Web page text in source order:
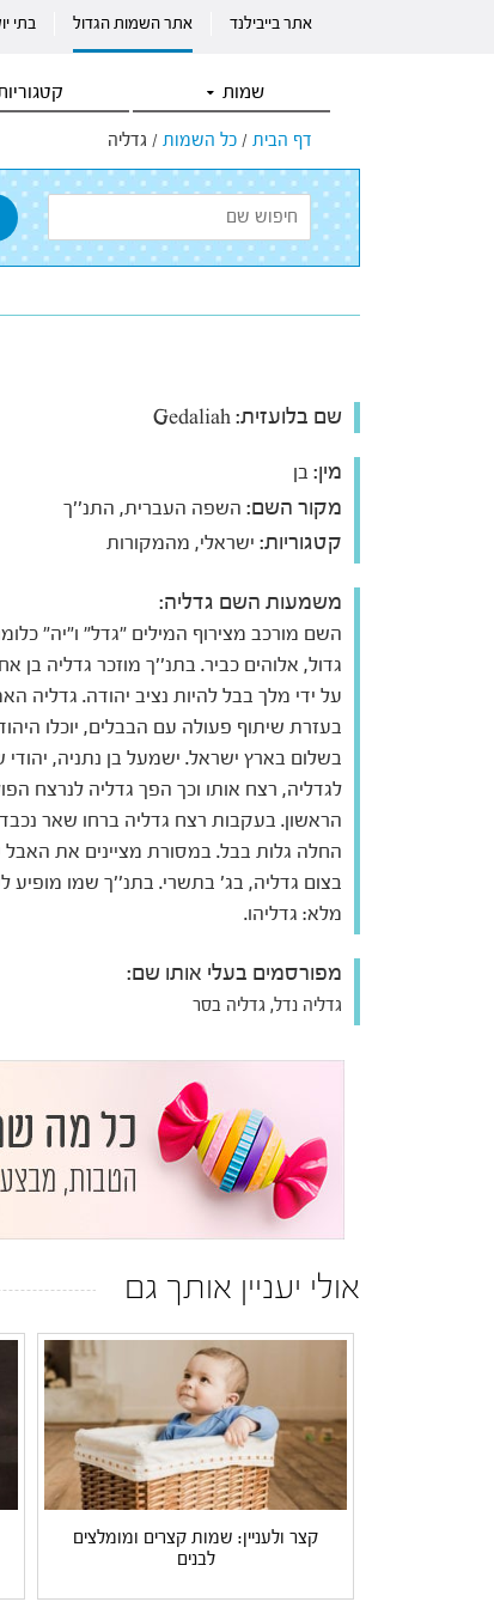
אתר בייבילנד אתר השמות הגדול בתי
שמות
דף הבית / כל השמות / גדליה
שם בלועזית:
מין: בן
מקור השם: השפה העברית, התנ''ך
קטגוריות: ישראלי, מהמקורות
משמעות השם גדליה:
השם מורכב מצירוף המילים "גדל" ו"יה"
גדול, אלוהים כביר. בתנ''ך מוזכר גדליה בן
על ידי מלך בבל להיות נציב יהודה. גדליה
בעזרת שיתוף פעולה עם הבבלים, יוכלו
בשלום בארץ ישראל. ישמעל בן נתניה,
לגדליה, רצח אותו וכך הפך גדליה לנרצח
הראשון. בעקבות רצח גדליה ברחו שאר
החלה גלות בבל. במסורת מציינים את
בצום גדליה, בג' בתשרי. בתנ''ך שמו מופיע
מלא: גדליהו.
מפורסמים בעלי אותו שם:
גדליה נדל, גדליה בסר
אולי יעניין אותך גם
קצר ולעניין: שמות קצרים ומומלצים
לבנים